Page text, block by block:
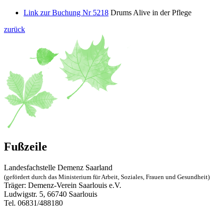
Link zur Buchung Nr 5218 Drums Alive in der Pflege
zurück
Fußzeile
Landesfachstelle Demenz Saarland
(gefördert durch das Ministerium für Arbeit, Soziales, Frauen und Gesundheit)
Träger: Demenz-Verein Saarlouis e.V.
Ludwigstr. 5, 66740 Saarlouis
Tel. 06831/488180